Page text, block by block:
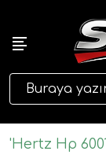
'Hertz Hp